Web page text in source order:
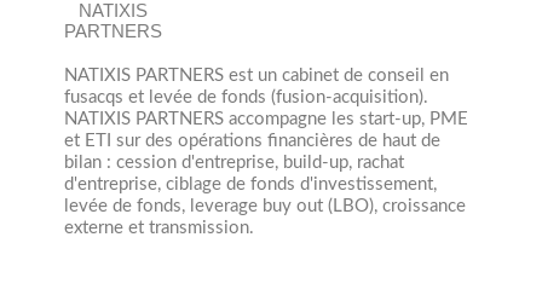
NATIXIS PARTNERS est un cabinet de conseil en
fusacqs et levée de fonds (fusion-acquisition).
NATIXIS PARTNERS accompagne les start-up, PME
et ETI sur des opérations financières de haut de
bilan : cession d'entreprise, build-up, rachat
d'entreprise, ciblage de fonds d'investissement,
levée de fonds, leverage buy out (LBO), croissance
externe et transmission.